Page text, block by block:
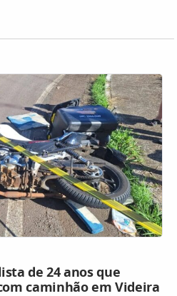
de 24 anos que
caminhão em Videira